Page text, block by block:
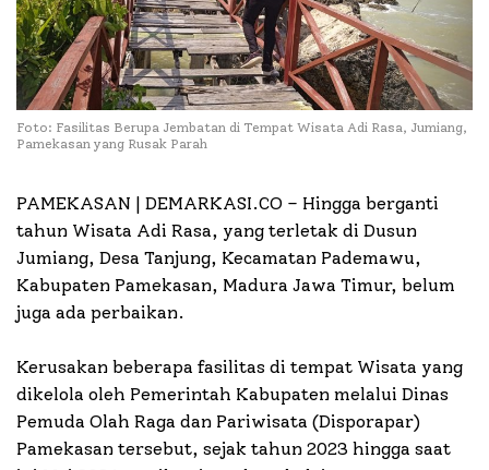
Foto: Fasilitas Berupa Jembatan di Tempat Wisata Adi Rasa, Jumiang,
Pamekasan yang Rusak Parah
PAMEKASAN | DEMARKASI.CO – Hingga berganti
tahun Wisata Adi Rasa, yang terletak di Dusun
Jumiang, Desa Tanjung, Kecamatan Pademawu,
Kabupaten Pamekasan, Madura Jawa Timur, belum
juga ada perbaikan.
Kerusakan beberapa fasilitas di tempat Wisata yang
dikelola oleh Pemerintah Kabupaten melalui Dinas
Pemuda Olah Raga dan Pariwisata (Disporapar)
Pamekasan tersebut, sejak tahun 2023 hingga saat